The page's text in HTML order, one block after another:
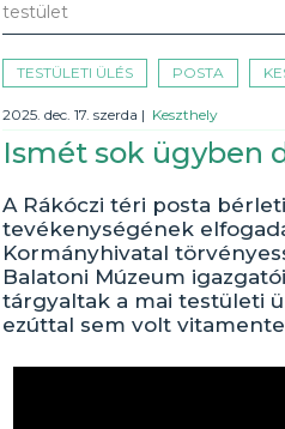
testület
TESTÜLETI ÜLÉS POSTA
2025. dec. 17. szerda | Keszthely
Ismét sok ügyben
A Rákóczi téri posta
tevékenységének
Kormányhivatal
Balatoni Múzeum
tárgyaltak a mai testületi
ezúttal sem volt